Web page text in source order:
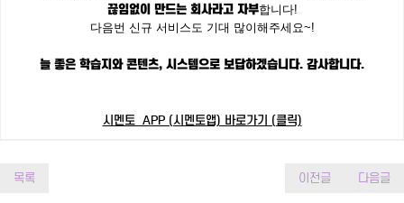
끊임없이 만드는 회사라고 자부합니다!
다음번 신규 서비스도 기대 많이해주세요~!
늘 좋은 학습지와 콘텐츠, 시스템으로 보답하겠습니다. 감사합니다.
시멘토 APP (시멘토앱) 바로가기 (클릭)
목록 이전글 다음글